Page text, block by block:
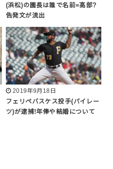
(浜松)の園長は誰で名前=高部?
告発文が流出
2019年9月18日
フェリペバスケス投手(パイレー
ツ)が逮捕!年俸や結婚について